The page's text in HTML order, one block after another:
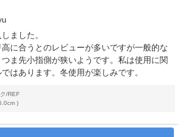
ました。
に合うとのレビューが多いですが一般的な
ま先小指側が狭いようです。私は使用に関
はあります。冬使用が楽しみです。
/REF
)